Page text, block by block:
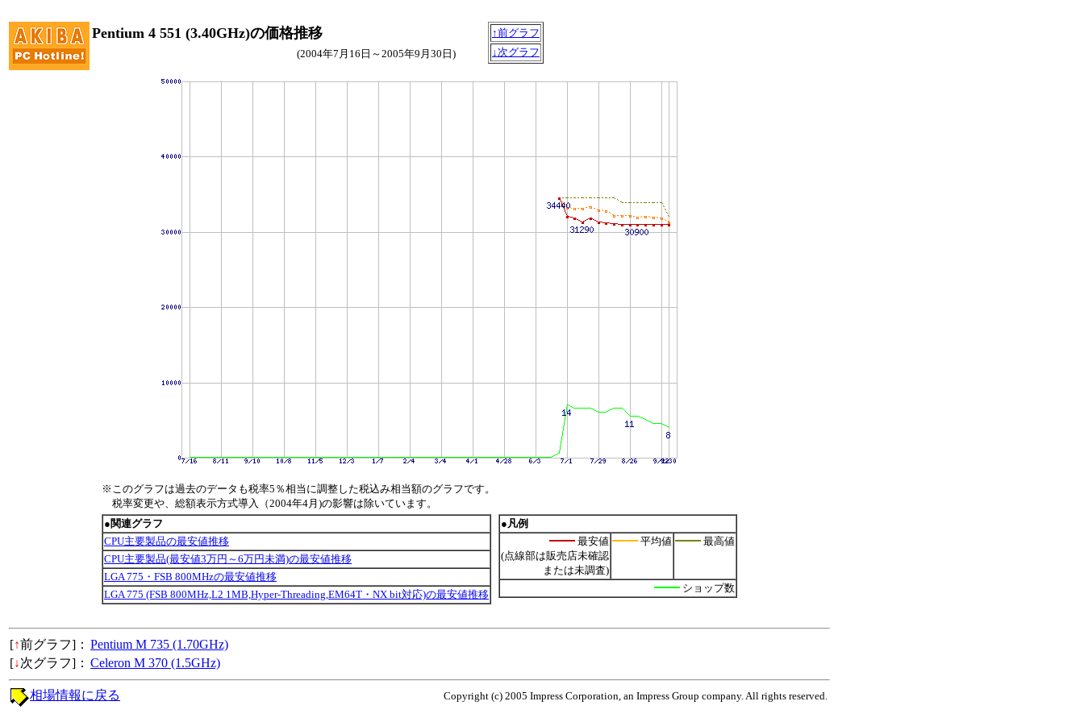
Pentium 4 551 (3.40GHz)の価格推移
↑前グラフ
↓次グラフ
(2004年7月16日～2005年9月30日)
※このグラフは過去のデータも税率5％相当に調整した税込み相当額のグラフです。
税率変更や、総額表示方式導入（2004年4月)の影響は除いています。
●関連グラフ
CPU主要製品の最安値推移
CPU主要製品(最安値3万円～6万円未満)の最安値推移
LGA 775・FSB 800MHzの最安値推移
LGA 775 (FSB 800MHz,L2 1MB,Hyper-Threading,EM64T・NX bit対応)の最安値推移
●凡例
最安値
(点線部は販売店未確認
または未調査)
平均値 最高値
ショップ数
[↑前グラフ]： Pentium M 735 (1.70GHz)
[↓次グラフ]： Celeron M 370 (1.5GHz)
Copyright (c) 2005 Impress Corporation, an Impress Group company. All rights reserved.
相場情報に戻る